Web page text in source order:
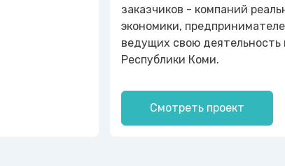
заказчиков - компаний
экономики,
ведущих свою деятельность
Республики Коми.
Смотреть проект